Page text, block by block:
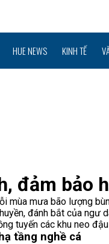
HUE NEWS KINH TẾ
đảm bảo
mùa mưa bão lượng
đánh bắt của ngư
tuyến các khu neo
tầng nghề cá